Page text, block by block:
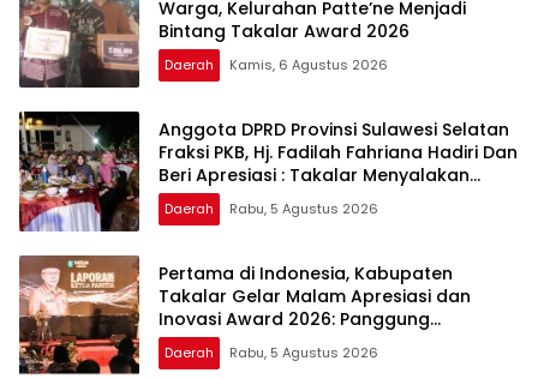
Warga, Kelurahan Patte’ne Menjadi
Bintang Takalar Award 2026
Daerah Kamis, 6 Agustus 2026
Anggota DPRD Provinsi Sulawesi Selatan
Fraksi PKB, Hj. Fadilah Fahriana Hadiri Dan
Beri Apresiasi : Takalar Menyalakan
Lentera Pengabdian Melalui Malam
Apresiasi dan Inovasi Award 2026
Daerah Rabu, 5 Agustus 2026
Pertama di Indonesia, Kabupaten
Takalar Gelar Malam Apresiasi dan
Inovasi Award 2026: Panggung
Penghargaan bagi Pelayan Publik
Berprestasi
Daerah Rabu, 5 Agustus 2026